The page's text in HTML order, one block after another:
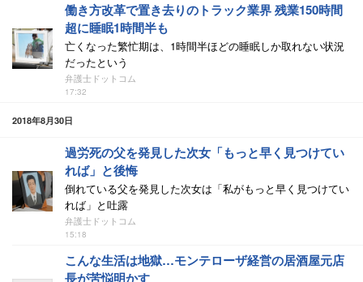
働き方改革で置き去りのトラック業界 残業150時間
超に睡眠1時間半も
亡くなった繁忙期は、1時間半ほどの睡眠しか取れない状況
だったという
弁護士ドットコム
17:32
2018年8月30日
過労死の父を発見した次女「もっと早く見つけてい
れば」と後悔
倒れている父を発見した次女は「私がもっと早く見つけてい
れば」と吐露
弁護士ドットコム
15:18
こんな生活は地獄…モンテローザ経営の居酒屋元店
長が苦悩明かす